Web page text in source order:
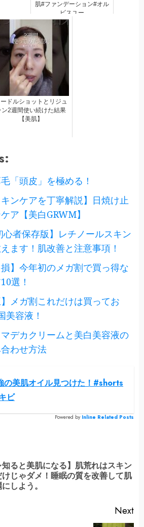
肌#ファンデーション#オル
ビスユー
ードルショットとリジュ
ン2週間使い続けた結果
【美肌】
「頭皮」を極める！
キンケアを丁寧解説】日焼け止
ア【美白GRWM】
心者保存版】レチノールスキン
ます！肌改善と注意事項！
損】今年初のメガ割で買っ得な
選！
】メガ割これだけは買ってお
美容液！
マデカクリームと美白美容液の
わせ方法
の美肌オイル見つけた！#shorts
ビ
Powered by Inline Related Posts
知ると美肌になる】肌荒れはスキン
じゃダメ！睡眠の質を改善して肌
しよう。
Next